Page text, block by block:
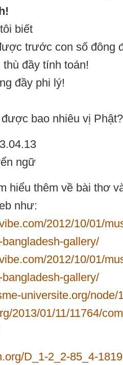
biết
trước con số đông
đầy tính toán!
đầy phi lý!
bao nhiêu vị Phật?
ngữ
hiểu thêm về bài thơ
như:
2012/10/01/
gallery/
2012/10/01/
gallery/
universite.org/node/
2013/01/11/11764/
D_1-2_2-85_4-